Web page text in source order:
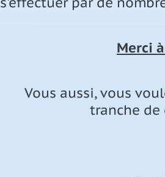
Merci
Vous aussi, vous
tranche de